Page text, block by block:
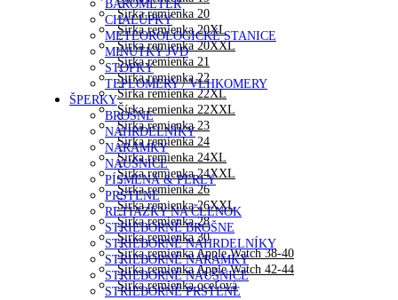
Šírka remienka 20
Šírka remienka 20XL
Šírka remienka 20XXL
Šírka remienka 21
Šírka remienka 22
Šírka remienka 22XL
Šírka remienka 22XXL
Šírka remienka 23
Šírka remienka 24
Šírka remienka 24XL
Šírka remienka 24XXL
Šírka remienka 26
Šírka remienka 26XXL
Šírka remienka 28
Šírka remienka 30
Šírka remienka Apple Watch 38-40
Šírka remienka Apple Watch 42-44
Šírka remienka oceľová
BAROMETER
CHALÚPKY
METEOROLOGICKÉ STANICE
MINÚTKY JVD
STOPKY
TEPLOMERY / VLHKOMERY
ŠPERKY
BROŠNE
NÁHRDELNÍKY
NÁRAMKY
NÁUŠNICE
PÍSMENÁ & PERLY
PRSTENE
RETIAZKY NA ČLENOK
STRIEBORNÉ BROŠNE
STRIEBORNÉ NÁHRDELNÍKY
STRIEBORNÉ NÁRAMKY
STRIEBORNÉ NÁUŠNICE
STRIEBORNÉ PRSTENE